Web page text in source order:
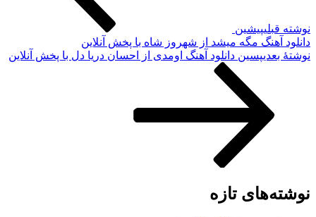
قبلیپیشین
آهنگ مگه میشد از شهروز شاه با پخش آنلاین
بعدیپسین دانلود آهنگ اومدی از احسان دریا دل با پخش آنلاین
تازه